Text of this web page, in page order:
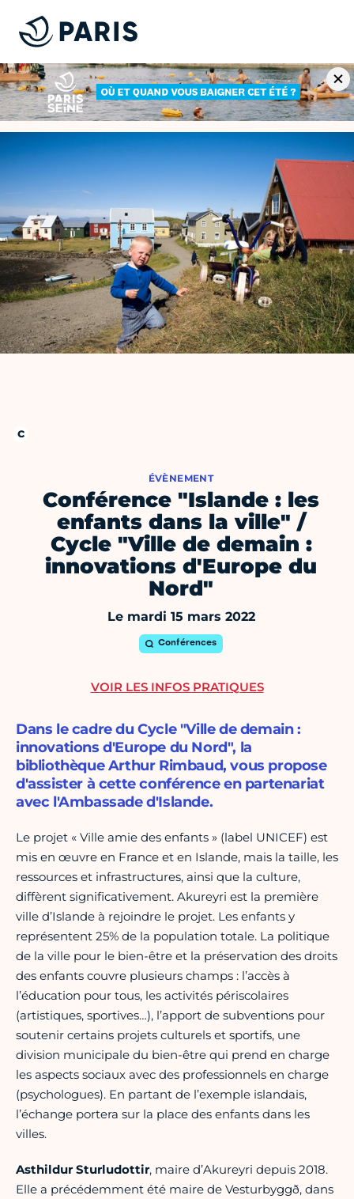
ÉVÈNEMENT
Conférence "Islande : les
enfants dans la ville" /
Cycle "Ville de demain :
innovations d'Europe du
Nord"
Le mardi 15 mars 2022
Conférences
Dans le cadre du Cycle "Ville de demain :
innovations d'Europe du Nord", la
bibliothèque Arthur Rimbaud, vous propose
d'assister à cette conférence en partenariat
avec l'Ambassade d'Islande.
Le projet « Ville amie des enfants » (label UNICEF) est
mis en œuvre en France et en Islande, mais la taille, les
ressources et infrastructures, ainsi que la culture,
diffèrent significativement. Akureyri est la première
ville d’Islande à rejoindre le projet. Les enfants y
représentent 25% de la population totale. La politique
de la ville pour le bien-être et la préservation des droits
des enfants couvre plusieurs champs : l’accès à
l’éducation pour tous, les activités périscolaires
(artistiques, sportives…), l’apport de subventions pour
soutenir certains projets culturels et sportifs, une
division municipale du bien-être qui prend en charge
les aspects sociaux avec des professionnels en charge
(psychologues). En partant de l’exemple islandais,
l’échange portera sur la place des enfants dans les
villes.
Asthildur Sturludottir, maire d’Akureyri depuis 2018.
Elle a précédemment été maire de Vesturbyggð, dans
VOIR LES INFOS PRATIQUES